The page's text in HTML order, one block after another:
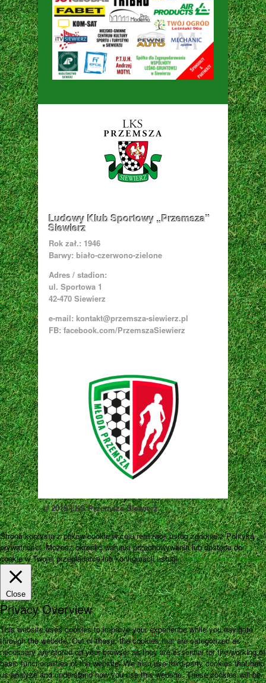
Ludowy Klub Sportowy „Przemsza”
Siewierz
Rok zał.: 1946
Barwy: biało-czerwono-zielone
Adres / stadion:
ul. Sportowa 1
42-470 Siewierz
e-mail: kontakt@przemsza-siewierz.pl
FB: facebook.com/PrzemszaSiewierz
© 2019 LKS Przemsza Siewierz
Strona korzysta z plików cookie w celu realizacji usług zgodnie z Polityką
prywatności. Możesz określić warunki przechowywania lub dostępu do
cookie w Twojej przeglądarce lub konfiguracji usługi.Zamknij Pokaż więcej
Close
Privacy Overview
This website uses cookies to improve your experience while you navigate
through the website. Out of these, the cookies that are categorized as
necessary are stored on your browser as they are essential for the working of
basic functionalities of the website. We also use third-party cookies that help
us analyze and understand how you use this website. These cookies will be